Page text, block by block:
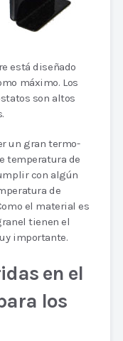
está diseñado
máximo. Los
son altos
un gran termo-
temperatura de
con algún
de
el material es
tienen el
importante.
en el
los